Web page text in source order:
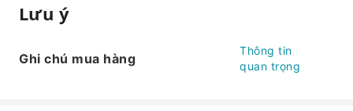
Lưu ý
Ghi chú mua hàng
Thông tin
quan trọng